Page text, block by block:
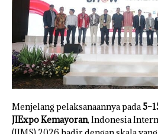
Menjelang pelaksanaannya pada
JIExpo Kemayoran, Indonesia